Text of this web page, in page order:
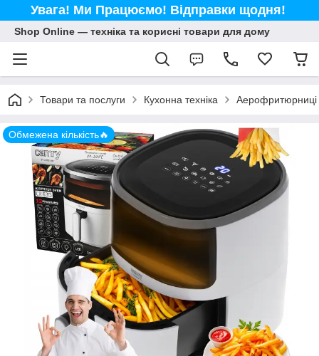
Увага! Ми Працюємо! Відправки щодня!
Shop Online — техніка та корисні товари для дому
Товари та послуги Кухонна техніка Аерофритюрниці
Обмежена кількість🔥